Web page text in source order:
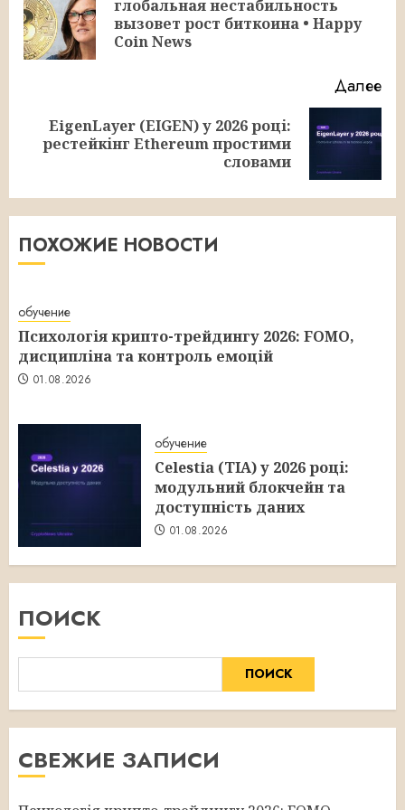
глобальная нестабильность
вызовет рост биткоина • Happy
Coin News
Далее
Следующая
EigenLayer (EIGEN) у 2026 році:
рестейкінг Ethereum простими
словами
ПОХОЖИЕ НОВОСТИ
обучение
Психологія крипто-трейдингу 2026: FOMO,
дисципліна та контроль емоцій
01.08.2026
обучение
Celestia (TIA) у 2026 році:
модульний блокчейн та
доступність даних
01.08.2026
ПОИСК
ПОИСК
СВЕЖИЕ ЗАПИСИ